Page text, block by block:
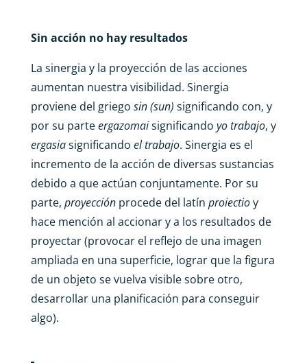
Sin acción no hay resultados
La sinergia y la proyección de las acciones
aumentan nuestra visibilidad. Sinergia
proviene del griego sin (sun) significando con, y
por su parteergazomaisignificando yo trabajo, y
ergasiasignificando el trabajo. Sinergia es el
incremento de la acción de diversas sustancias
debido a que actúan conjuntamente. Por su
parte, proyecciónprocede del latín proiectioy
hace mención al accionar y a los resultados de
proyectar (provocar el reflejo de una imagen
ampliada en una superficie, lograr que la figura
de un objeto se vuelva visible sobre otro,
desarrollar una planificación para conseguir
algo).